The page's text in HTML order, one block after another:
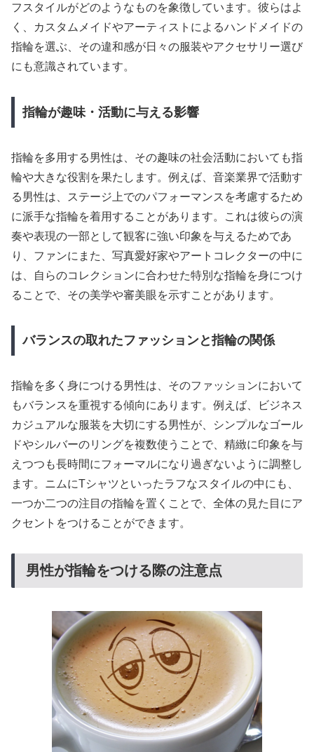
フスタイルがどのようなものを象徴しています。彼らはよ
く、カスタムメイドやアーティストによるハンドメイドの
指輪を選ぶ、その違和感が日々の服装やアクセサリー選び
にも意識されています。
指輪が趣味・活動に与える影響
指輪を多用する男性は、その趣味の社会活動においても指
輪や大きな役割を果たします。例えば、音楽業界で活動す
る男性は、ステージ上でのパフォーマンスを考慮するため
に派手な指輪を着用することがあります。これは彼らの演
奏や表現の一部として観客に強い印象を与えるためであ
り、ファンにまた、写真愛好家やアートコレクターの中に
は、自らのコレクションに合わせた特別な指輪を身につけ
ることで、その美学や審美眼を示すことがあります。
バランスの取れたファッションと指輪の関係
指輪を多く身につける男性は、そのファッションにおいて
もバランスを重視する傾向にあります。例えば、ビジネス
カジュアルな服装を大切にする男性が、シンプルなゴール
ドやシルバーのリングを複数使うことで、精緻に印象を与
えつつも長時間にフォーマルになり過ぎないように調整し
ます。ニムにTシャツといったラフなスタイルの中にも、
一つか二つの注目の指輪を置くことで、全体の見た目にア
クセントをつけることができます。
男性が指輪をつける際の注意点